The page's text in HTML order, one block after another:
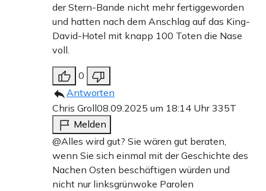
der Stern-Bande nicht mehr fertiggeworden
und hatten nach dem Anschlag auf das King-
David-Hotel mit knapp 100 Toten die Nase
voll.
0
Antworten
Chris Groll08.09.2025 um 18:14 Uhr335T
Melden
@Alles wird gut? Sie wären gut beraten,
wenn Sie sich einmal mit der Geschichte des
Nachen Osten beschäftigen würden und
nicht nur linksgrünwoke Parolen